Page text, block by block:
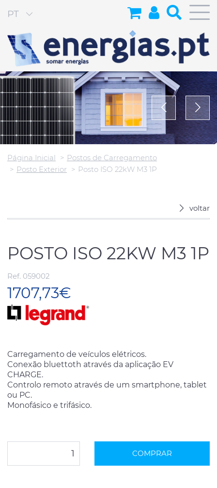
PT
Página Inicial
Postos de Carregamento
Posto Exterior
Posto ISO 22kW M3 1P
voltar
POSTO ISO 22KW M3 1P
Ref. 059002
1707,73€
Carregamento de veículos elétricos.
Conexão bluettoth através da aplicação EV
CHARGE.
Controlo remoto através de um smartphone, tablet
ou PC.
Monofásico e trifásico.
COMPRAR